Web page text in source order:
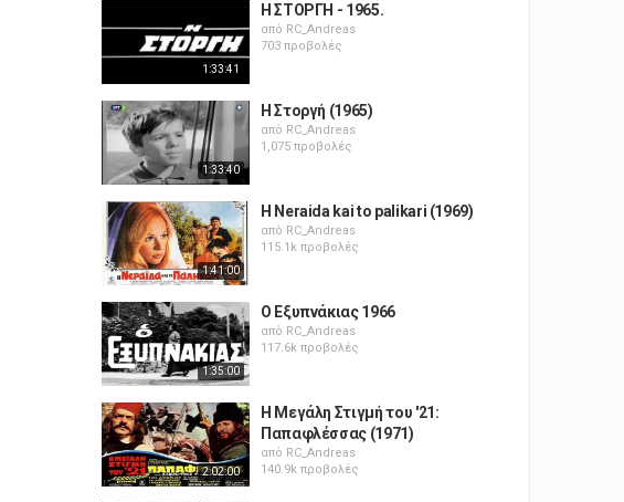
1:33:41
Η ΣΤΟΡΓΗ - 1965.
από RC_Andreas
703 προβολές
1:33:40
Η Στοργή (1965)
από RC_Andreas
1,075 προβολές
1:41:00
H Neraida kai to palikari (1969)
από RC_Andreas
115.1k προβολές
1:35:00
Ο Εξυπνάκιας 1966
από RC_Andreas
117.6k προβολές
2:02:00
Η Μεγάλη Στιγμή του '21:
Παπαφλέσσας (1971)
από RC_Andreas
140.9k προβολές